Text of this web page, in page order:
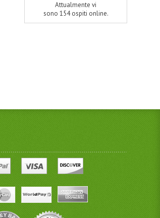
Attualmente vi
sono 154 ospiti online.